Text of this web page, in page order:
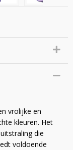
vrolijke en
kleuren. Het
die
voldoende